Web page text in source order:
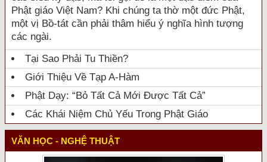
Phật giáo Việt Nam? Khi chúng ta thờ một đức Phật,
một vị Bồ-tát cần phải thâm hiểu ý nghĩa hình tượng
các ngài.
Tại Sao Phải Tu Thiền?
Giới Thiệu Về Tạp A-Hàm
Phật Dạy: “Bỏ Tất Cả Mới Được Tất Cả”
Các Khái Niệm Chủ Yếu Trong Phật Giáo
VĂN HỌC - NGHỆ THUẬT